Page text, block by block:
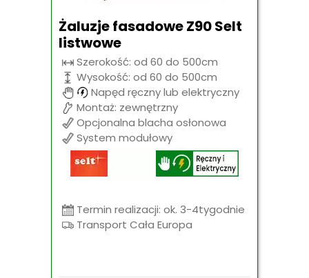
Żaluzje fasadowe Z90 Selt
listwowe
Szerokość: od 60 do 500cm
Wysokość: od 60 do 500cm
Napęd ręczny lub elektryczny
Montaż: zewnętrzny
Opcjonalna blacha osłonowa
System modułowy
Termin realizacji: ok. 3-4tygodnie
Transport Cała Europa